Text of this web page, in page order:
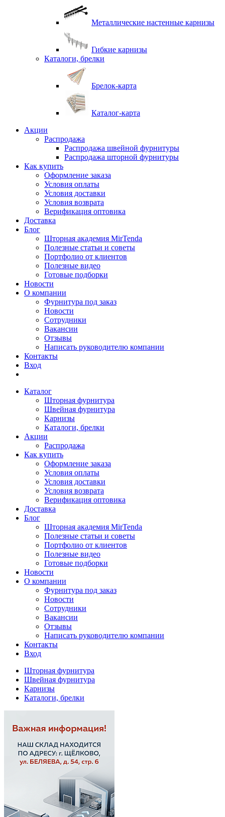
Металлические настенные карнизы
Гибкие карнизы
Каталоги, брелки
Брелок-карта
Каталог-карта
Акции
Распродажа
Распродажа швейной фурнитуры
Распродажа шторной фурнитуры
Как купить
Оформление заказа
Условия оплаты
Условия доставки
Условия возврата
Верификация оптовика
Доставка
Блог
Шторная академия MirTenda
Полезные статьи и советы
Портфолио от клиентов
Полезные видео
Готовые подборки
Новости
О компании
Фурнитура под заказ
Новости
Сотрудники
Вакансии
Отзывы
Написать руководителю компании
Контакты
Вход
Каталог
Шторная фурнитура
Швейная фурнитура
Карнизы
Каталоги, брелки
Акции
Распродажа
Как купить
Оформление заказа
Условия оплаты
Условия доставки
Условия возврата
Верификация оптовика
Доставка
Блог
Шторная академия MirTenda
Полезные статьи и советы
Портфолио от клиентов
Полезные видео
Готовые подборки
Новости
О компании
Фурнитура под заказ
Новости
Сотрудники
Вакансии
Отзывы
Написать руководителю компании
Контакты
Вход
Шторная фурнитура
Швейная фурнитура
Карнизы
Каталоги, брелки